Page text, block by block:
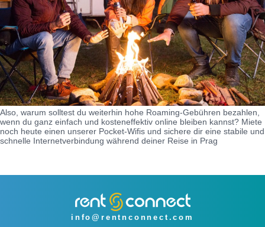
Also, warum solltest du weiterhin hohe Roaming-Gebühren bezahlen,
wenn du ganz einfach und kosteneffektiv online bleiben kannst? Miete
noch heute einen unserer Pocket-Wifis und sichere dir eine stabile und
schnelle Internetverbindung während deiner Reise in Prag
info@rentnconnect.com